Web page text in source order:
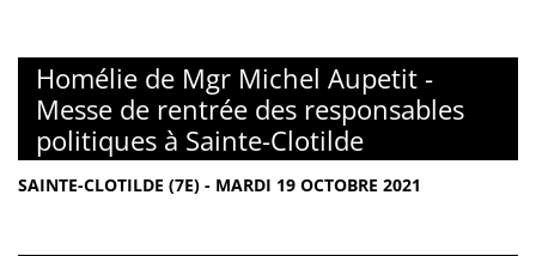
Homélie de Mgr Michel Aupetit -
Messe de rentrée des responsables
politiques à Sainte-Clotilde
SAINTE-CLOTILDE (7E) - MARDI 19 OCTOBRE 2021